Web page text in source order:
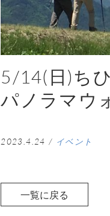
5/14(日)ち
パノラマウ
2023.4.24 / イベント
一覧に戻る